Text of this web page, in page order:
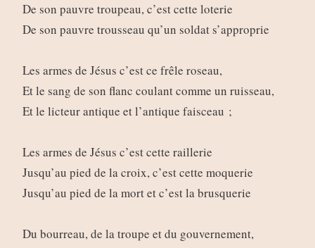
De son pauvre troupeau, c’est cette loterie
De son pauvre trousseau qu’un soldat s’approprie
Les armes de Jésus c’est ce frêle roseau,
Et le sang de son flanc coulant comme un ruisseau,
Et le licteur antique et l’antique faisceau ;
Les armes de Jésus c’est cette raillerie
Jusqu’au pied de la croix, c’est cette moquerie
Jusqu’au pied de la mort et c’est la brusquerie
Du bourreau, de la troupe et du gouvernement,